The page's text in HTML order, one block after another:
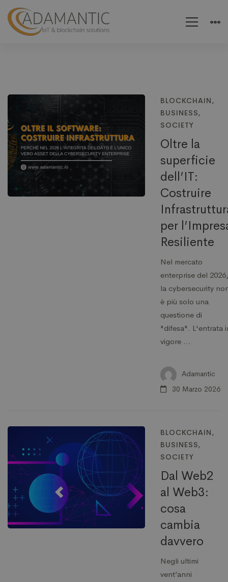
BLOCKCHAIN,
BUSINESS,
SOCIETY
Oltre la
superficie
dell’IT:
Costruire
per
Resiliente
Nel mercato
enterprise del 2026,
la cybersecurity
è più solo una
questione di
"difesa". L'entrata
vigore …
Adamantic
30 Marzo 2026
BLOCKCHAIN,
BUSINESS,
SOCIETY
Dal Web2
al Web3:
cosa
cambia
davvero
Negli ultimi
vent’anni